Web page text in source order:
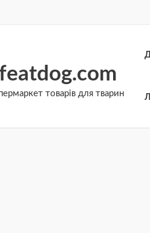
товарів для тварин